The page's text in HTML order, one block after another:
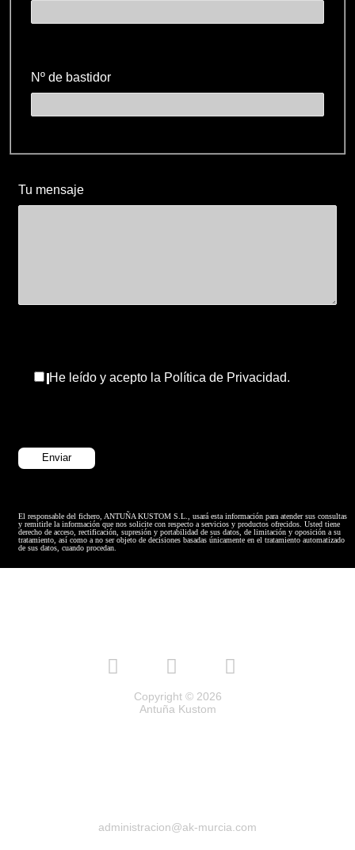
Nº de bastidor
Tu mensaje
He leído y acepto la Política de Privacidad.
El responsable del fichero, ANTUÑA KUSTOM S.L., usará esta información para atender sus consultas
y remitirle la información que nos solicite con respecto a servicios y productos ofrecidos. Usted tiene
derecho de acceso, rectificación, supresión y portabilidad de sus datos, de limitación y oposición a su
tratamiento, así como a no ser objeto de decisiones basadas únicamente en el tratamiento automatizado
de sus datos, cuando procedan.
Copyright © 2026
Antuña Kustom
administracion@ak-murcia.com